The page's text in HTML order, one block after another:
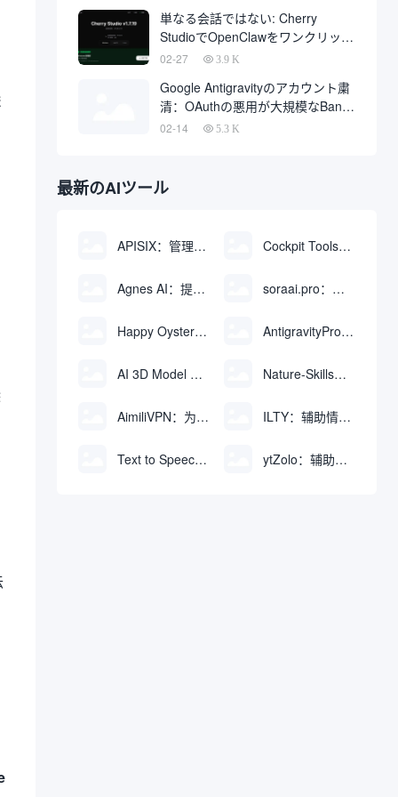
単なる会話ではない: Cherry
StudioでOpenClawをワンクリック
でデプロイする実践ガイド
02-27 3.9 K
Google Antigravityのアカウント粛
清：OAuthの悪用が大規模なBanの
波とアカウント回復方法を引き起
02-14 5.3 K
最新のAIツール
APISIX：管理和代理API及大模型流量的高性能网关 Cockpit Tools：管理多个AI编程IDE账号与配置多开独立实例的本地桌面应用
Agnes AI：提供全模态模型免费API、支持图文视频生成与复杂工程执行的智能体平台 soraai.pro：支持多模型文字转视频和图像生成的在线创作工具
Happy Oyster AI：生成可交互式3D虚拟世界与视频的大模型 AntigravityProxyLauncher：免TUN全局代理使用Antigravity IDE
AI 3D Model Generator：通过文本和图像快速生成3D模型的在线工具 Nature-Skills：辅助撰写学术论文和绘制科研图表的智能体插件
AimiliVPN：为Linux提供纯净出站家庭IP的VPN代理网关 ILTY：辅助情绪疏导与提供行动建议的AI陪伴工具
Text to Speech AI：支持多说话人与情感控制的文字转语音工具 ytZolo：辅助创建和优化YouTube视频内容的生成工具